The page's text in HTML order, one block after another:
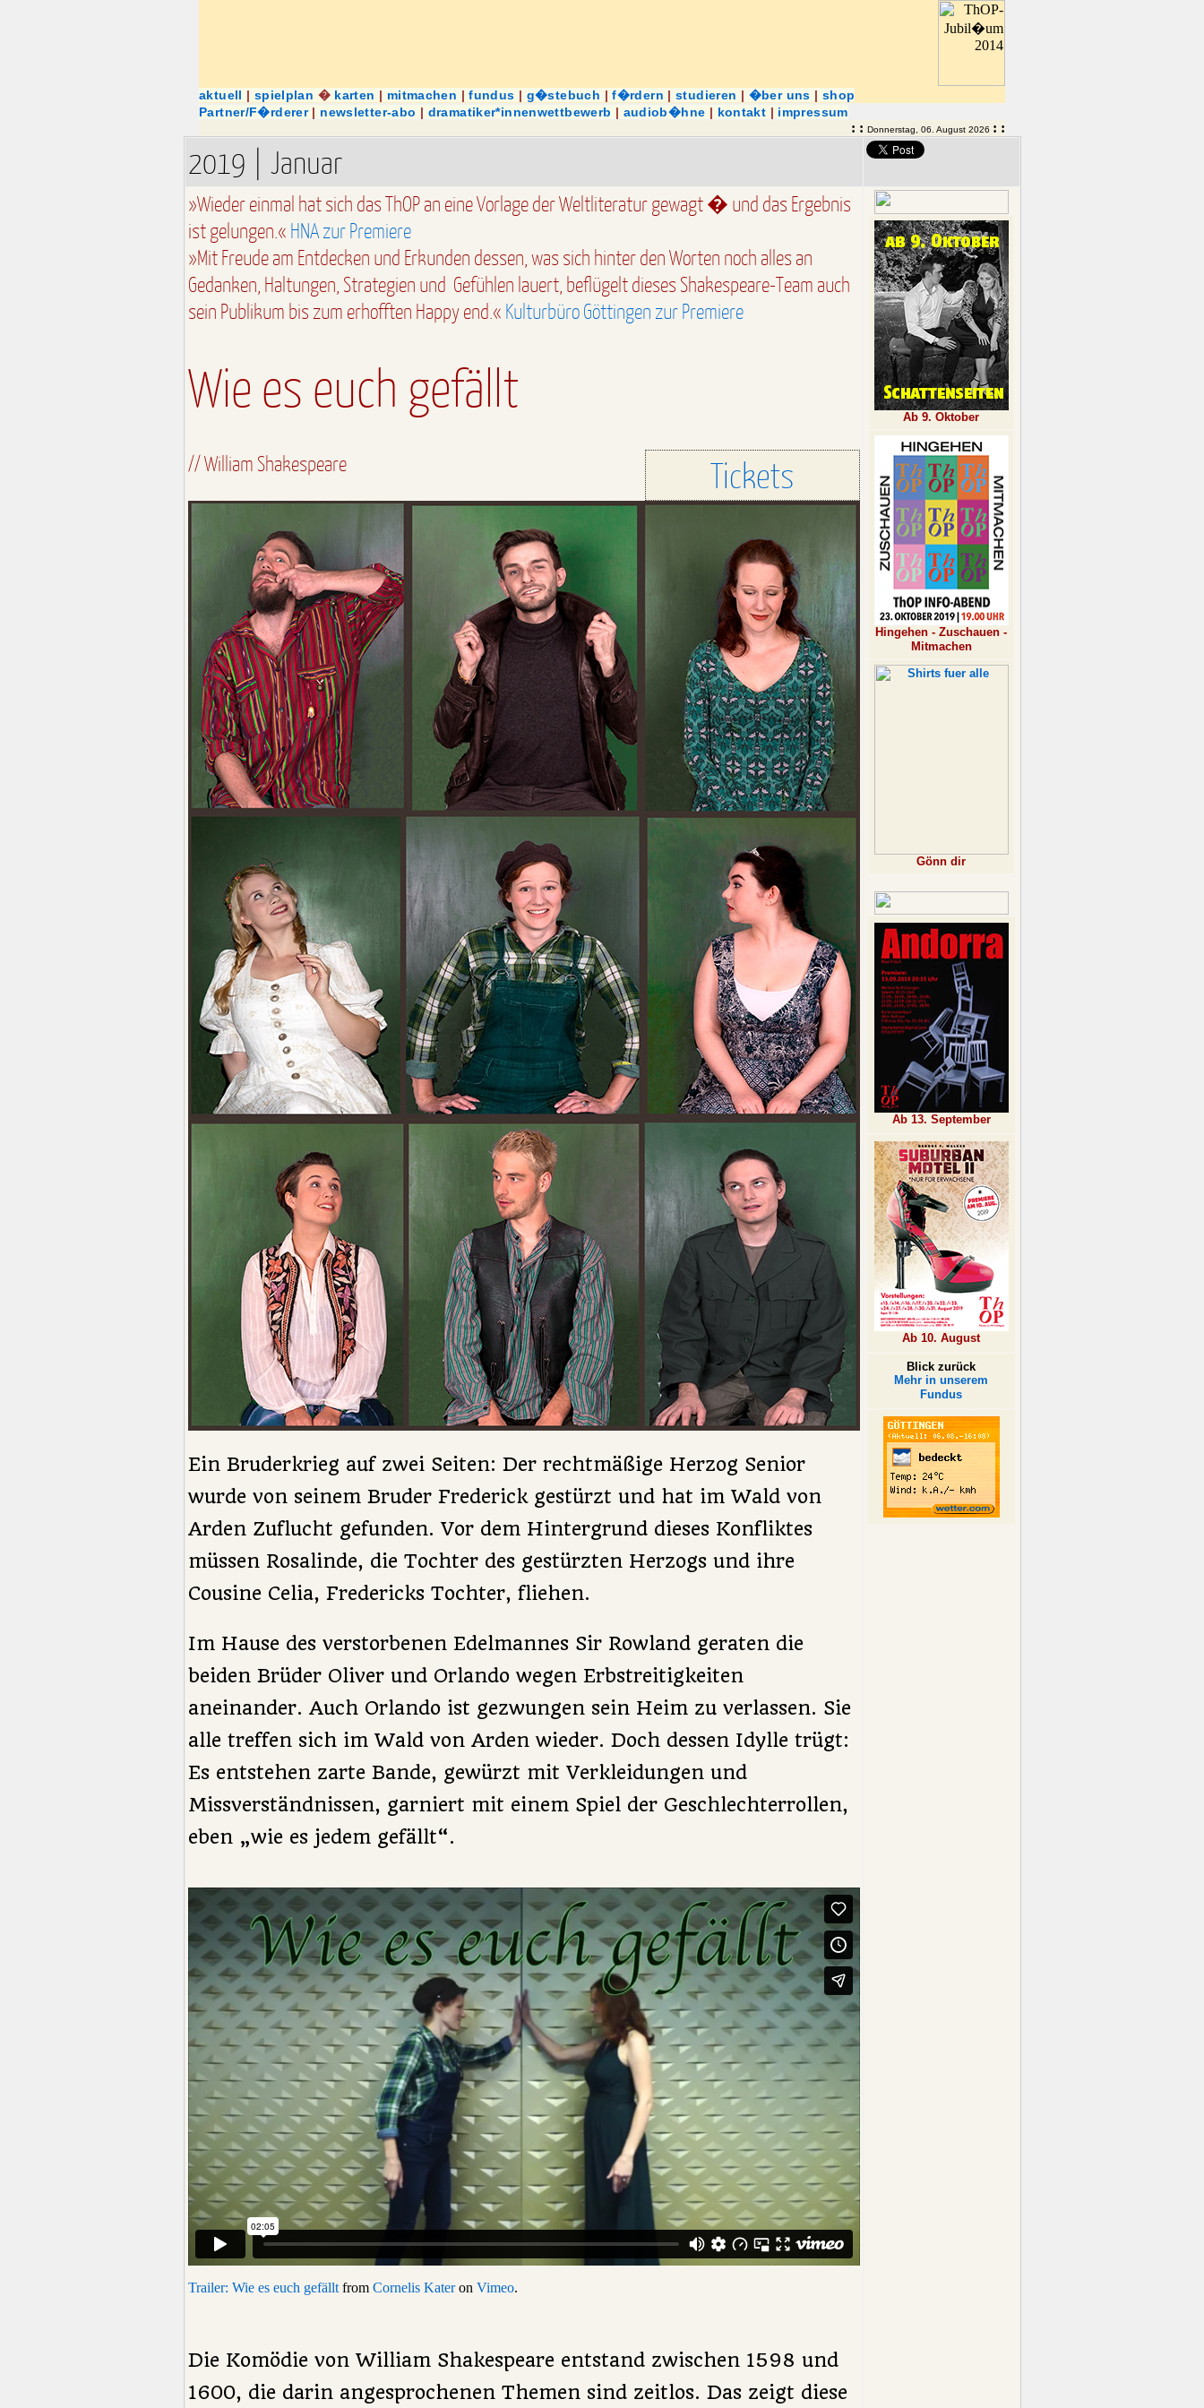
aktuell | spielplan � karten | mitmachen |fundus | g�stebuch |f�rdern |studieren | �ber uns | shop
Partner/F�rderer| newsletter-abo | dramatiker*innenwettbewerb | audiob�hne | kontakt | impressum
: : Donnerstag, 06. August 2026 : :
2019 | Januar
»Wieder einmal hat sich das ThOP an eine Vorlage der Weltliteratur gewagt � und das Ergebnis
ist gelungen.« HNA zur Premiere
»Mit Freude am Entdecken und Erkunden dessen, was sich hinter den Worten noch alles an
Gedanken, Haltungen, Strategien und Gefühlen lauert, beflügelt dieses Shakespeare-Team auch
sein Publikum bis zum erhofften Happy end.« Kulturbüro Göttingen zur Premiere
Wie es euch gefällt
Tickets
// William Shakespeare
Ein Bruderkrieg auf zwei Seiten: Der rechtmäßige Herzog Senior
wurde von seinem Bruder Frederick gestürzt und hat im Wald von
Arden Zuflucht gefunden. Vor dem Hintergrund dieses Konfliktes
müssen Rosalinde, die Tochter des gestürzten Herzogs und ihre
Cousine Celia, Fredericks Tochter, fliehen.
Im Hause des verstorbenen Edelmannes Sir Rowland geraten die
beiden Brüder Oliver und Orlando wegen Erbstreitigkeiten
aneinander. Auch Orlando ist gezwungen sein Heim zu verlassen. Sie
alle treffen sich im Wald von Arden wieder. Doch dessen Idylle trügt:
Es entstehen zarte Bande, gewürzt mit Verkleidungen und
Missverständnissen, garniert mit einem Spiel der Geschlechterrollen,
eben „wie es jedem gefällt“.
Trailer: Wie es euch gefälltfrom Cornelis Kateron Vimeo.
Die Komödie von William Shakespeare entstand zwischen 1598 und
1600, die darin angesprochenen Themen sind zeitlos. Das zeigt diese
Ab 9. Oktober
Hingehen - Zuschauen -
Mitmachen
Gönn dir
Ab 13. September
Ab 10. August
Blick zurück
Mehr in unserem
Fundus